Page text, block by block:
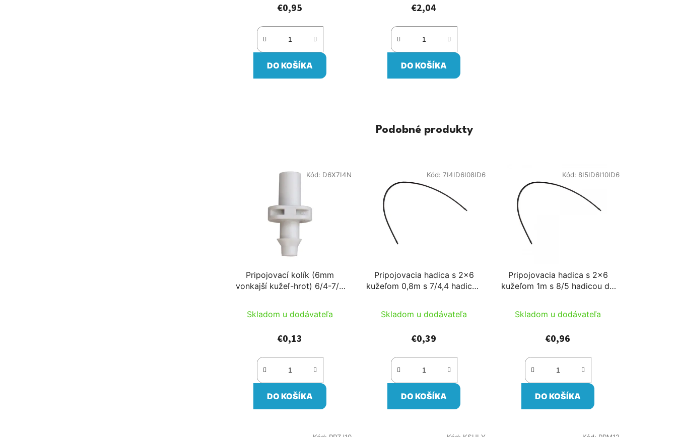
€0,95
DO KOŠÍKA
€2,04
DO KOŠÍKA
Podobné produkty
Pripojovací kolík (6mm
vonkajší kužeľ-hrot) 6/4-7/4
Skladom u dodávateľa
€0,13
DO KOŠÍKA
Kód: D6X7I4N
Pripojovacia hadica s 2x6
kužeľom 0,8m s 7/4,4 hadicou
Skladom u dodávateľa
€0,39
DO KOŠÍKA
Kód: 7I4ID6I08ID6
Pripojovacia hadica s 2x6
kužeľom 1m s 8/5 hadicou do
Skladom u dodávateľa
€0,96
DO KOŠÍKA
Kód: 8I5ID6I10ID6